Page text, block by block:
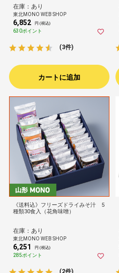
在庫：あり
東北MONO WEB SHOP
6,852 円 (税込)
630ポイント
(3件)
カートに追加
《送料込》フリーズドライみそ汁 5
種類30食入（花角味噌）
在庫：あり
東北MONO WEB SHOP
6,251 円 (税込)
285ポイント